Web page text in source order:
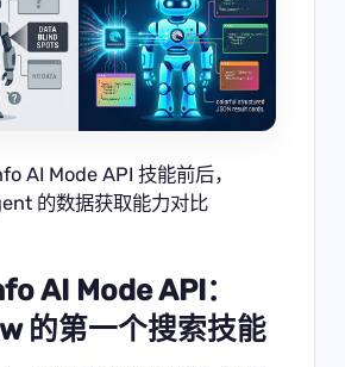
AI Mode API 技能前后，
的数据获取能力对比
AI Mode API：
的第一个搜索技能